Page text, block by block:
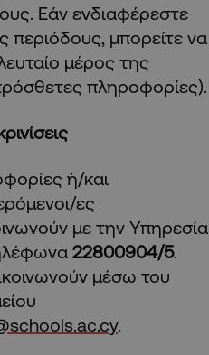
Εάν ενδιαφέρεστε
περιόδους, μπορείτε να
μέρος της
πληροφορίες).
ή/και
ες
με την Υπηρεσία
22800904/5.
μέσω του
.